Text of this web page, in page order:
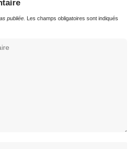
publiée. Les champs obligatoires sont indiqués